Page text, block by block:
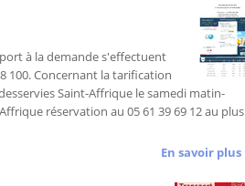
à la demande s'effectuent
100. Concernant la tarification
Saint-Affrique le samedi matin-
réservation au 05 61 39 69 12 au plus
En savoir plus